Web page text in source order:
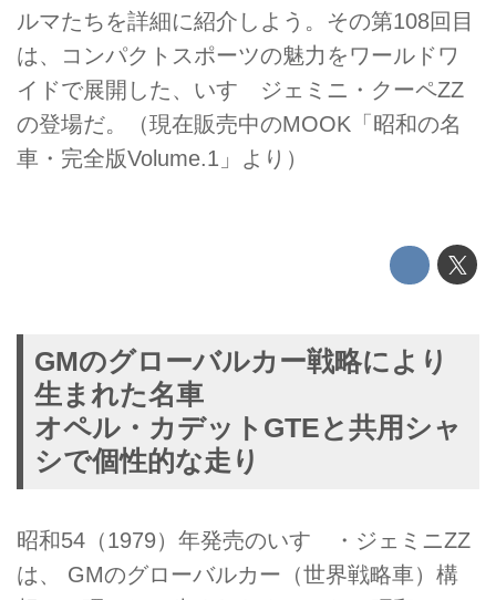
ルマたちを詳細に紹介しよう。その第108回目
は、コンパクトスポーツの魅力をワールドワ
イドで展開した、いすゞジェミニ・クーペZZ
の登場だ。（現在販売中のMOOK「昭和の名
車・完全版Volume.1」より）
GMのグローバルカー戦略により
生まれた名車
オペル・カデットGTEと共用シャ
シで個性的な走り
昭和54（1979）年発売のいすゞ・ジェミニZZ
は、 GMのグローバルカー（世界戦略車）構